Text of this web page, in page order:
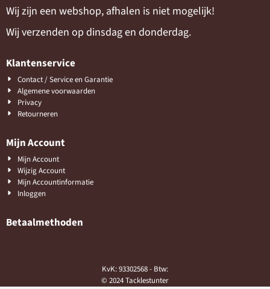
Wij zijn een webshop, afhalen is niet mogelijk!
Wij verzenden op dinsdag en donderdag.
Klantenservice
Contact / Service en Garantie
Algemene voorwaarden
Privacy
Retourneren
Mijn Account
Mijn Account
Wijzig Account
Mijn Accountinformatie
Inloggen
Betaalmethoden
KvK: 93302568 - Btw:
© 2024 Tacklestunter